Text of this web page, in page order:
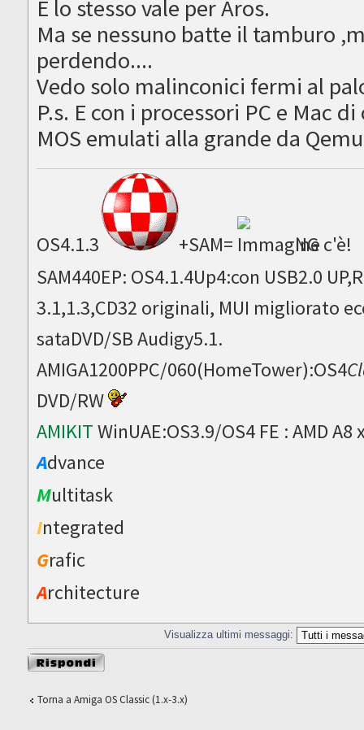
E lo stesso vale per Aros.
Ma se nessuno batte il tamburo
perdendo....
Vedo solo malinconici fermi al
P.s. E con i processori PC e Mac
MOS emulati alla grande da
OS4.1.3 +SAM=
NG c'è!
SAM440EP: OS4.1.4Up4:con USB2.0
3.1,1.3,CD32 originali, MUI migliorato
sataDVD/SB Audigy5.1.
AMIGA1200PPC/060(HomeTower):OS4
DVD/RW
AMIKITWinUAE:OS3.9/OS4 FE : AMD A8
Advance
Multitask
Integrated
Grafic
Architecture
Visualizza ultimi messaggi:
Rispondi al
messaggio
Torna a Amiga OS Classic (1.x-3.x)